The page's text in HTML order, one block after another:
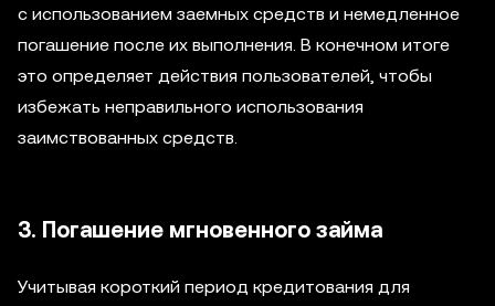
с использованием заемных средств и немедленное
погашение после их выполнения. В конечном итоге
это определяет действия пользователей, чтобы
избежать неправильного использования
заимствованных средств.
3. Погашение мгновенного займа
Учитывая короткий период кредитования для